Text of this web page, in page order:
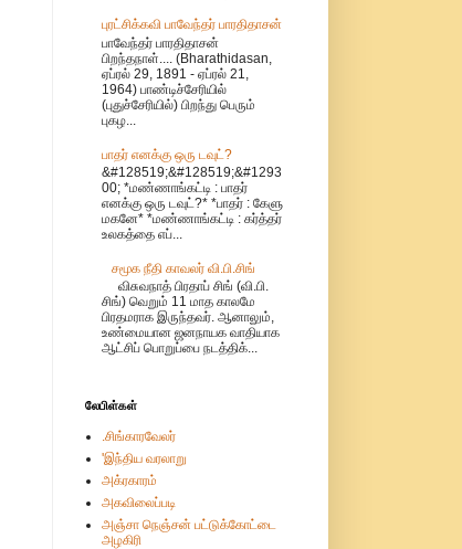
புரட்சிக்கவி பாவேந்தர் பாரதிதாசன்
பாவேந்தர் பாரதிதாசன்
பிறந்தநாள்.... (Bharathidasan,
ஏப்ரல் 29, 1891 - ஏப்ரல் 21,
1964) பாண்டிச்சேரியில்
(புதுச்சேரியில்) பிறந்து பெரும்
புகழ...
பாதர் எனக்கு ஒரு டவுட்?
&#128519;&#128519;&#1293
00; *மண்ணாங்கட்டி : பாதர்
எனக்கு ஒரு டவுட்?* *பாதர் : கேளு
மகனே* *மண்ணாங்கட்டி : கர்த்தர்
உலகத்தை எப்...
சமூக நீதி காவலர் வி.பி.சிங்
விசுவநாத் பிரதாப் சிங் (வி.பி.
சிங்) வெறும் 11 மாத காலமே
பிரதமராக இருந்தவர். ஆனாலும்,
உண்மையான ஜனநாயக வாதியாக
ஆட்சிப் பொறுப்பை நடத்திக்...
லேபிள்கள்
.சிங்காரவேலர்
'இந்திய வரலாறு
அக்ரகாரம்
அகவிலைப்படி
அஞ்சா நெஞ்சன் பட்டுக்கோட்டை
அழகிரி